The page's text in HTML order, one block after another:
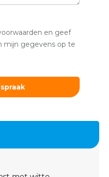
en geef
mijn gegevens op te